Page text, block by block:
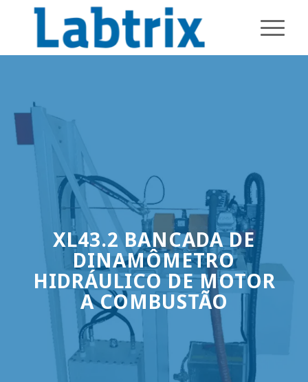
XL43.2 BANCADA DE
DINAMÔMETRO
HIDRÁULICO DE MOTOR
A COMBUSTÃO